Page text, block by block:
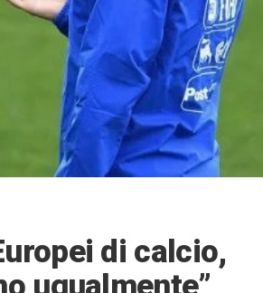
di calcio,